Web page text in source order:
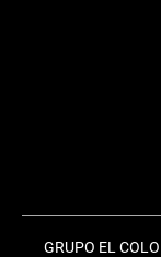
GRUPO EL